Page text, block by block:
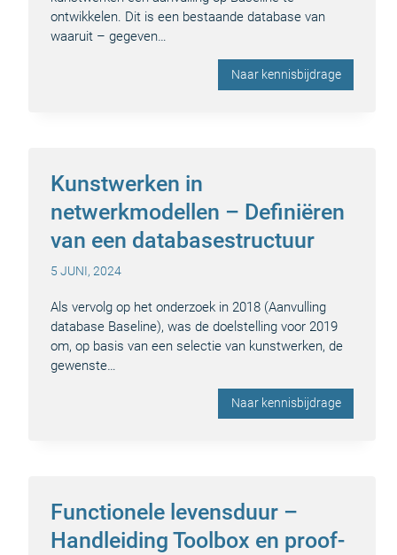
ontwikkelen. Dit is een bestaande database van
waaruit – gegeven…
Naar kennisbijdrage
Kunstwerken in
netwerkmodellen – Definiëren
van een databasestructuur
5 JUNI, 2024
Als vervolg op het onderzoek in 2018 (Aanvulling
database Baseline), was de doelstelling voor 2019
om, op basis van een selectie van kunstwerken, de
gewenste…
Naar kennisbijdrage
Functionele levensduur –
Handleiding Toolbox en proof-